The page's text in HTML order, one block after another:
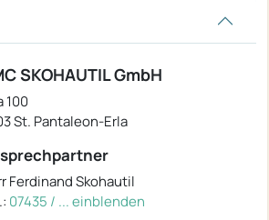
SKOHAUTIL GmbH
100
St. Pantaleon-Erla
Ferdinand Skohautil
07435 / ... einblenden